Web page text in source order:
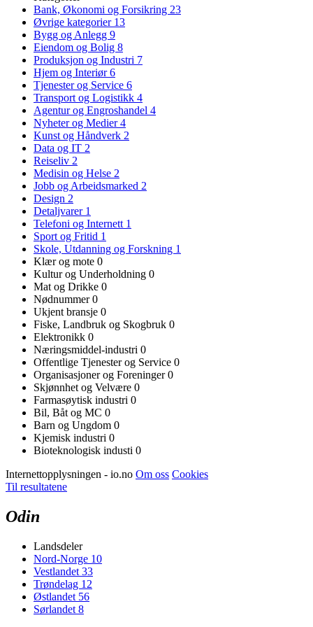
Bank, Økonomi og Forsikring 23
Øvrige kategorier 13
Bygg og Anlegg 9
Eiendom og Bolig 8
Produksjon og Industri 7
Hjem og Interiør6
Tjenester og Service 6
Transport og Logistikk 4
Agentur og Engroshandel 4
Nyheter og Medier4
Kunst og Håndverk 2
Data og IT 2
Reiseliv 2
Medisin og Helse 2
Jobb og Arbeidsmarked 2
Design 2
Detaljvarer 1
Telefoni og Internett 1
Sport og Fritid 1
Skole, Utdanning og Forskning 1
Klær og mote 0
Kultur og Underholdning 0
Mat og Drikke 0
Nødnummer0
Ukjent bransje 0
Fiske, Landbruk og Skogbruk 0
Elektronikk 0
Næringsmiddel-industri 0
Offentlige Tjenester og Service 0
Organisasjoner og Foreninger0
Skjønnhet og Velvære 0
Farmasøytisk industri 0
Bil, Båt og MC 0
Barn og Ungdom 0
Kjemisk industri 0
Bioteknologisk industi 0
Internettopplysningen - io.no Om oss Cookies
Til resultatene
Odin
Landsdeler
Nord-Norge 10
Vestlandet 33
Trøndelag 12
Østlandet 56
Sørlandet 8